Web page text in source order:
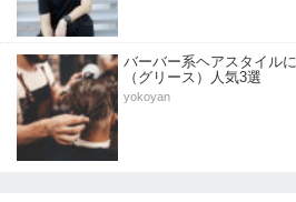
バーバー系ヘアスタイル
（グリース）人気3選
yokoyan